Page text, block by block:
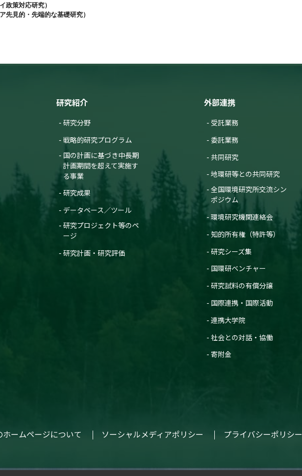
政策対応研究）
先見的・先端的な基礎研究）
研究紹介
研究分野
戦略的研究プログラム
国の計画に基づき中長期
計画期間を超えて実施す
る事業
研究成果
データベース／ツール
研究プロジェクト等のペ
ージ
研究計画・研究評価
外部連携
受託業務
委託業務
共同研究
地環研等との共同研究
全国環境研究所交流シン
ポジウム
環境研究機関連絡会
知的所有権（特許等）
研究シーズ集
国環研ベンチャー
研究試料の有償分譲
国際連携・国際活動
連携大学院
社会との対話・協働
寄附金
ホームページについて ソーシャルメディアポリシー プライバシーポリシー